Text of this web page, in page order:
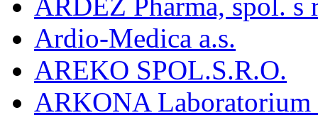
Ardio-Medica a.s.
AREKO SPOL.S.R.O.
ARKONA